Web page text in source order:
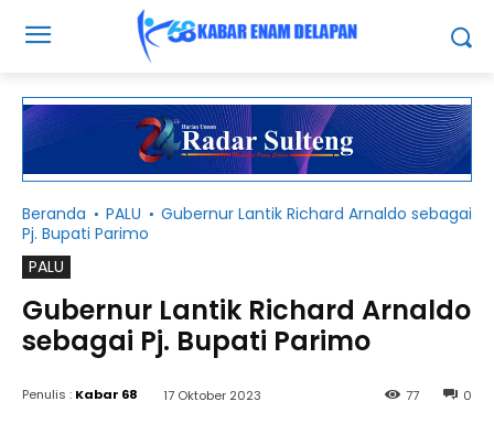
Beranda PALU
Gubernur Lantik Richard Arnaldo sebagai
Pj. Bupati Parimo
PALU
Gubernur Lantik Richard Arnaldo
sebagai Pj. Bupati Parimo
Penulis : Kabar 68 17 Oktober 2023 0
77